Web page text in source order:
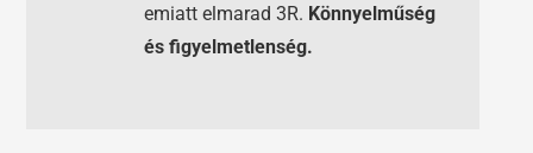
emiatt elmarad 3R. Könnyelműség
és figyelmetlenség.